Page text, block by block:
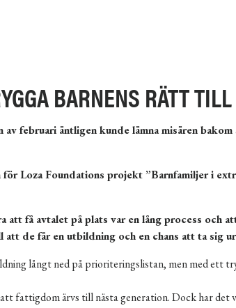
BARNENS RÄTT
februari äntligen kunde lämna misären
för Loza Foundations projekt ”Barnfamiljer i
få avtalet på plats var en lång process och
de får en utbildning och en chans att ta sig
långt ned på prioriteringslistan, men med
fattigdom ärvs till nästa generation. Dock har